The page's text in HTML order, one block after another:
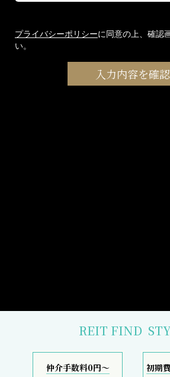
プライバシーポリシーに同意の上、確認
い。
REIT FIND
仲介手数料0円～ 初期